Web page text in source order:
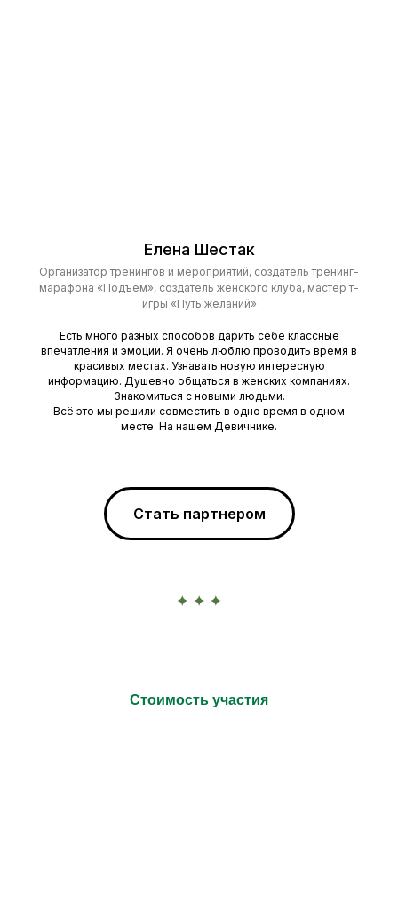
Елена Шестак
Организатор тренингов и мероприятий, создатель тренинг-
марафона «Подъём», создатель женского клуба, мастер т-
игры «Путь желаний»
Есть много разных способов дарить себе классные
впечатления и эмоции. Я очень люблю проводить время в
красивых местах. Узнавать новую интересную
информацию. Душевно общаться в женских компаниях.
Знакомиться с новыми людьми.
Всё это мы решили совместить в одно время в одном
месте. На нашем Девичнике.
Стать партнером
Стоимость участия